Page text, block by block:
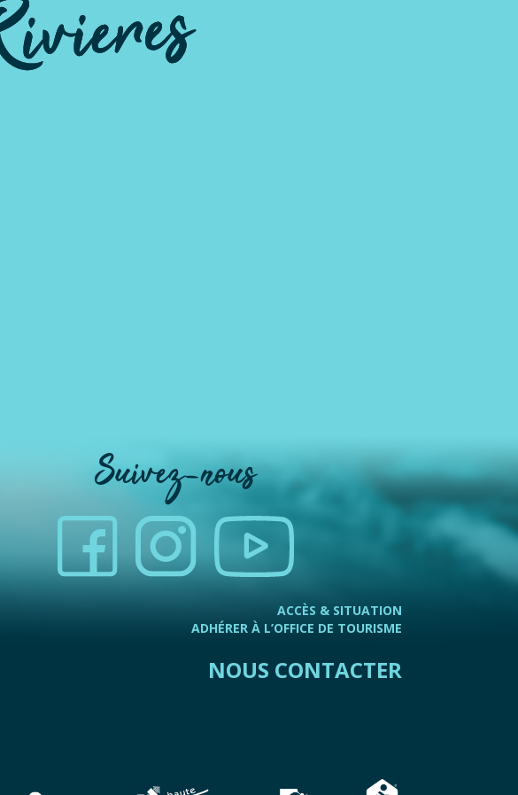
Suivez-nous
ACCÈS & SITUATION
ADHÉRER À L’OFFICE DE TOURISME
NOUS CONTACTER